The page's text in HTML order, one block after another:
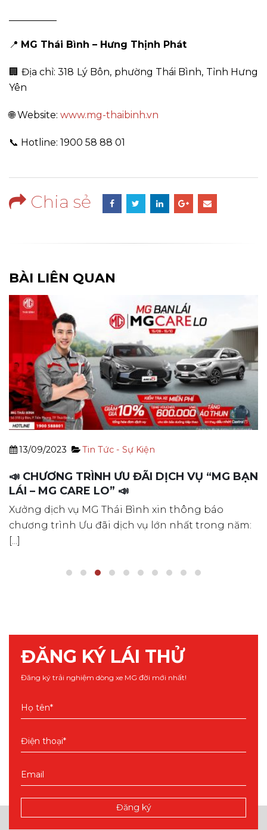
📍 MG Thái Bình – Hưng Thịnh Phát
🏢 Địa chỉ: 318 Lý Bôn, phường Thái Bình, Tỉnh Hưng
Yên
🌐 Website: www.mg-thaibinh.vn
📞 Hotline: 1900 58 88 01
Chia sẻ
BÀI LIÊN QUAN
13/09/2023 Tin Tức - Sự Kiện
📣 CHƯƠNG TRÌNH ƯU ĐÃI DỊCH VỤ “MG BẠN
LÁI – MG CARE LO” 📣
Xưởng dịch vụ MG Thái Bình xin thông báo
chương trình Ưu đãi dịch vụ lớn nhất trong năm:
[...]
ĐĂNG KÝ LÁI THỬ
Đăng ký trải nghiệm dòng xe MG đời mới nhất!